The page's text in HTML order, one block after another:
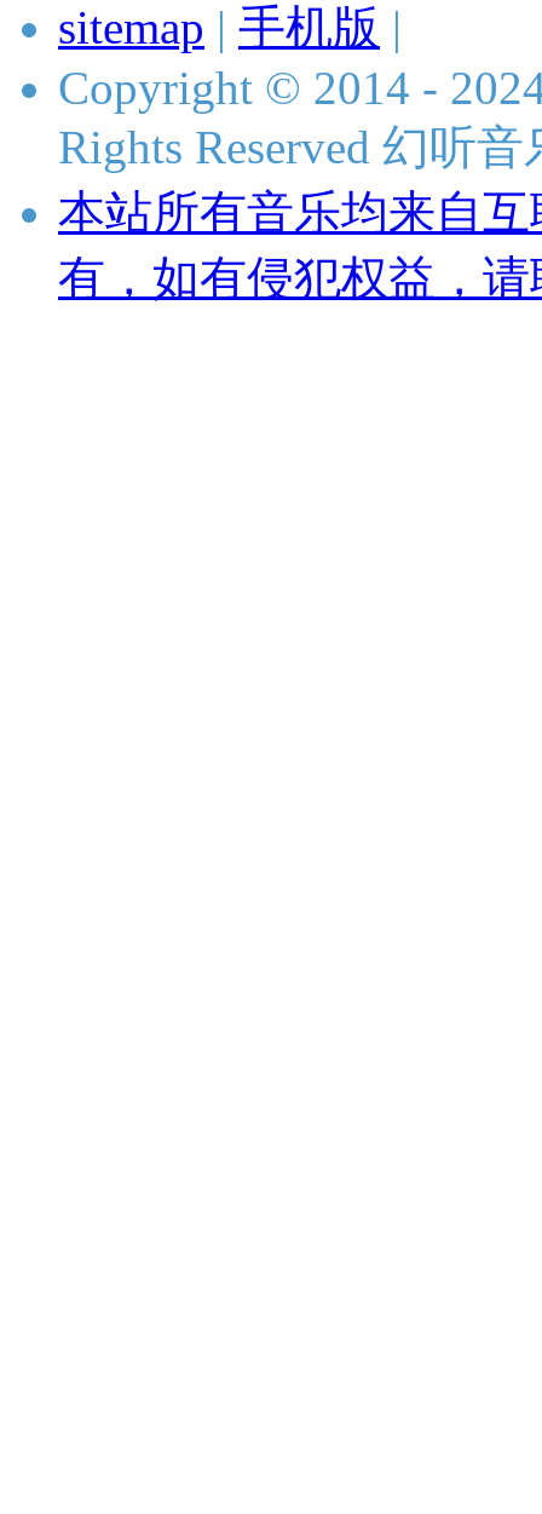
sitemap | 手机版 |
Copyright © 2014 -
Rights Reserved 幻听
本站所有音乐均来自
有，如有侵犯权益，